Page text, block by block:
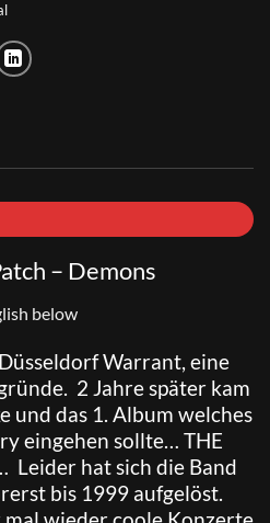
– Demons
below
Warrant, eine
2 Jahre später kam
und das 1. Album welches
eingehen sollte… THE
Leider hat sich die Band
bis 1999 aufgelöst.